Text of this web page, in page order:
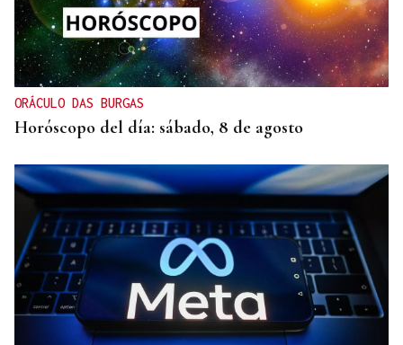
ORÁCULO DAS BURGAS
Horóscopo del día: sábado, 8 de agosto